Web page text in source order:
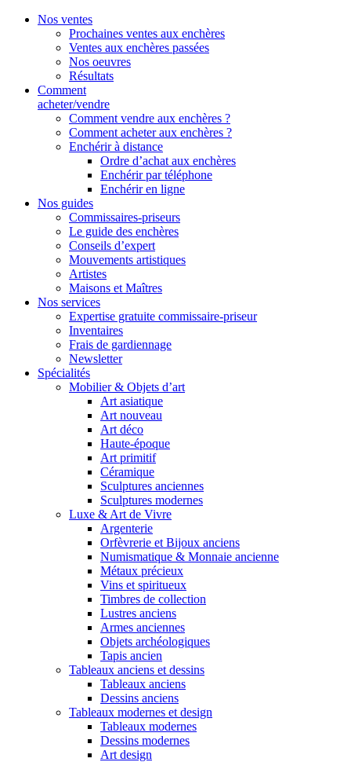
Nos ventes
Prochaines ventes aux enchères
Ventes aux enchères passées
Nos oeuvres
Résultats
Comment
acheter/vendre
Comment vendre aux enchères ?
Comment acheter aux enchères ?
Enchérir à distance
Ordre d’achat aux enchères
Enchérir par téléphone
Enchérir en ligne
Nos guides
Commissaires-priseurs
Le guide des enchères
Conseils d’expert
Mouvements artistiques
Artistes
Maisons et Maîtres
Nos services
Expertise gratuite commissaire-priseur
Inventaires
Frais de gardiennage
Newsletter
Spécialités
Mobilier & Objets d’art
Art asiatique
Art nouveau
Art déco
Haute-époque
Art primitif
Céramique
Sculptures anciennes
Sculptures modernes
Luxe & Art de Vivre
Argenterie
Orfèvrerie et Bijoux anciens
Numismatique & Monnaie ancienne
Métaux précieux
Vins et spiritueux
Timbres de collection
Lustres anciens
Armes anciennes
Objets archéologiques
Tapis ancien
Tableaux anciens et dessins
Tableaux anciens
Dessins anciens
Tableaux modernes et design
Tableaux modernes
Dessins modernes
Art design